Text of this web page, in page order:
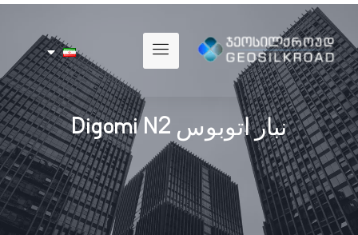
نبار اتوبوس Digomi N2